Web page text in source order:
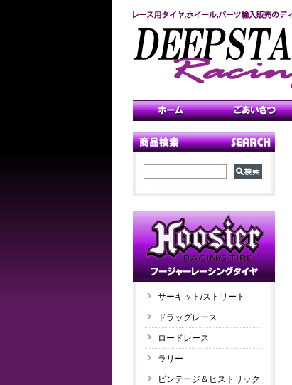
サーキット/ストリート
ドラッグレース
ロードレース
ラリー
ビンテージ＆ヒストリック